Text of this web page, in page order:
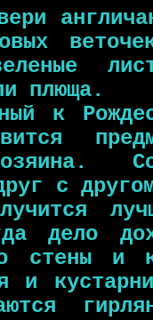
плюща.
к
с
дело
стены и
и